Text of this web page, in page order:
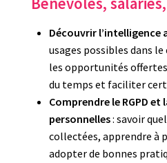
Découvrir l’intelligence
usages possibles dans
les opportunités
du temps et faciliter
Comprendre le RGPD
personnelles: savoir
collectées, apprendre à
adopter de bonnes